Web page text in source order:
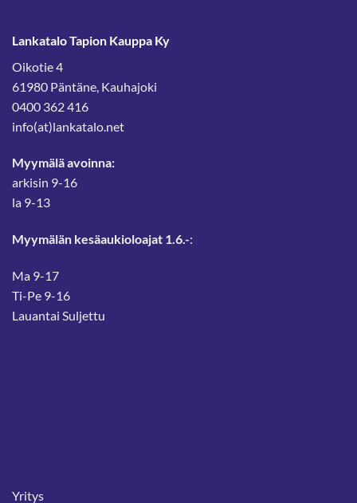
Lankatalo Tapion Kauppa Ky
Oikotie 4
61980 Päntäne, Kauhajoki
0400 362 416
info(at)lankatalo.net
Myymälä avoinna:
arkisin 9-16
la 9-13
Myymälän kesäaukioloajat 1.6.-:
Ma 9-17
Ti-Pe 9-16
Lauantai Suljettu
Yritys